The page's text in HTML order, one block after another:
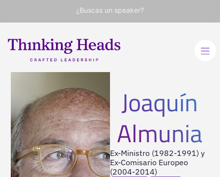
¿Buscas un speaker?
Joaquín
Almunia
Ex-Ministro (1982-1991) y
Ex-Comisario Europeo
(2004-2014)